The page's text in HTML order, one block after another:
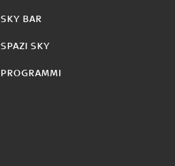
SKY BAR
SPAZI SKY
PROGRAMMI